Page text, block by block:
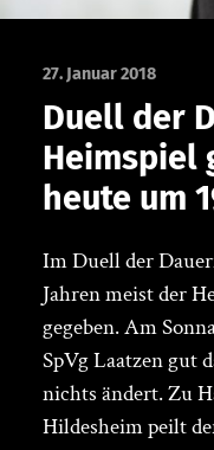
27. Januar 2018
Duell der
Heimspiel
heute um
Im Duell der
Jahren meist der
gegeben. Am
SpVg Laatzen gut
nichts ändert. Zu
Hildesheim peilt